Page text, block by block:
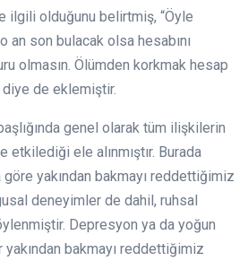
ilgili olduğunu belirtmiş, “Öyle
son bulacak olsa hesabını
olmasın. Ölümden korkmak hesap
diye de eklemiştir.
genel olarak tüm ilişkilerin
etkilediği ele alınmıştır. Burada
göre yakından bakmayı reddettiğimiz
deneyimler de dahil, ruhsal
Depresyon ya da yoğun
yakından bakmayı reddettiğimiz